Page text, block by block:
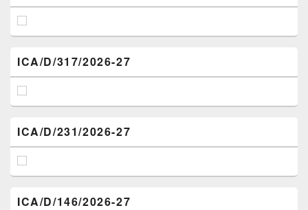
ICA/D/317/2026-27
ICA/D/231/2026-27
ICA/D/146/2026-27